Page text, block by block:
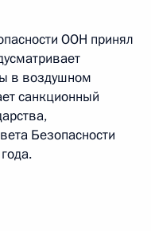
ООН принял
в воздушном
санкционный
Безопасности